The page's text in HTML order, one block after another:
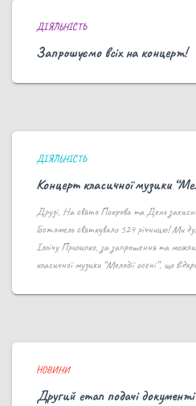
ДІЯЛЬНІСТЬ
Запрошуємо всіх на концерт!
ДІЯЛЬНІСТЬ
Концерт класичної музики
Друзі, На свято Покрова та День
Гостомель святкувало 524 річницю! Ми
Іллічу Прилипко, за запрошення та
класичної музики “Мелодії осені”, що
НОВИНИ
Другий етап подачі